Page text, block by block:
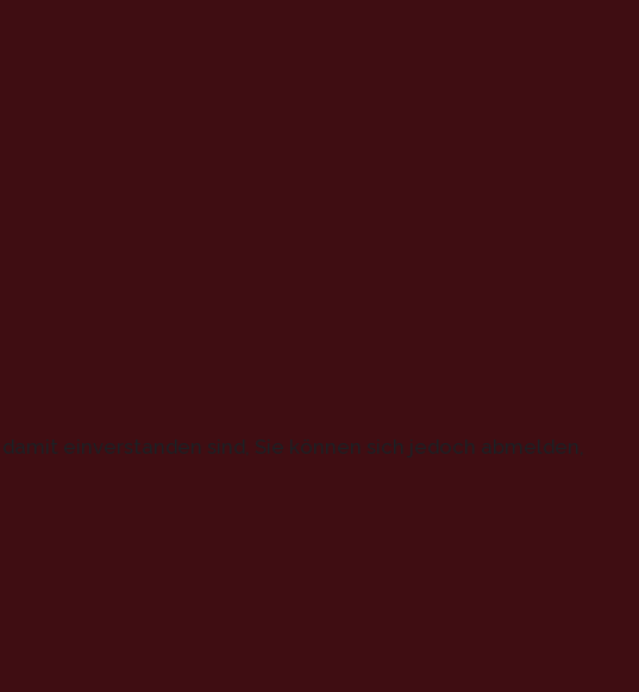
einverstanden sind, Sie können sich jedoch abmelden,